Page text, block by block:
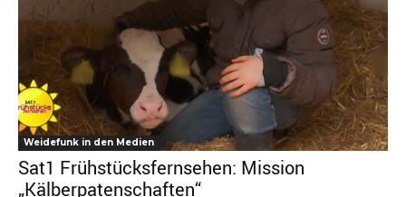
Weidefunk in den Medien
Sat1 Frühstücksfernsehen: Mission
„Kälberpatenschaften“